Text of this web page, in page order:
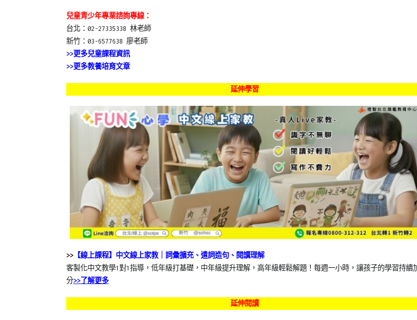
兒童青少年專業諮詢專線：
台北：02-27335338 林老師
新竹：03-6577638 廖老師
>>更多兒童課程資訊
>>更多教養培育文章
延伸學習
>>【線上課程】中文線上家教｜詞彙擴充、遣詞造句、閱讀理解
客製化中文教學1對1指導，低年級打基礎，中年級提升理解，高年級輕鬆解題！每週一小時，讓孩子的學習持續加
分>>了解更多
延伸閱讀